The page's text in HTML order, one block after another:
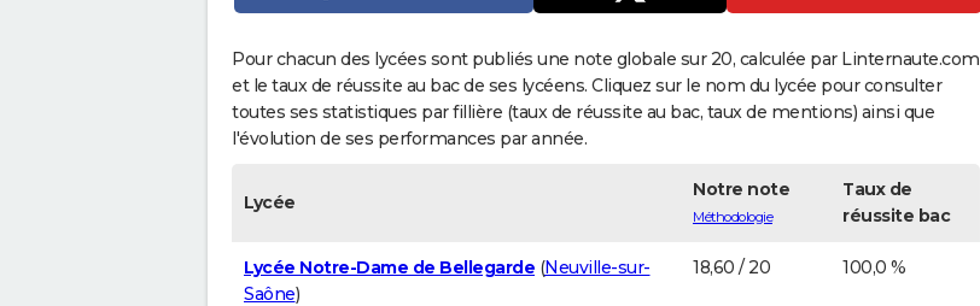
Pour chacun des lycées sont publiés une note globale sur 20, calculée par Linternaute.com
et le taux de réussite au bac de ses lycéens. Cliquez sur le nom du lycée pour consulter
toutes ses statistiques par fillière (taux de réussite au bac, taux de mentions) ainsi que
l'évolution de ses performances par année.
Lycée
Notre note
Méthodologie
Taux de
réussite bac
Lycée Notre-Dame de Bellegarde (Neuville-sur-
Saône)
18,60 / 20 100,0 %